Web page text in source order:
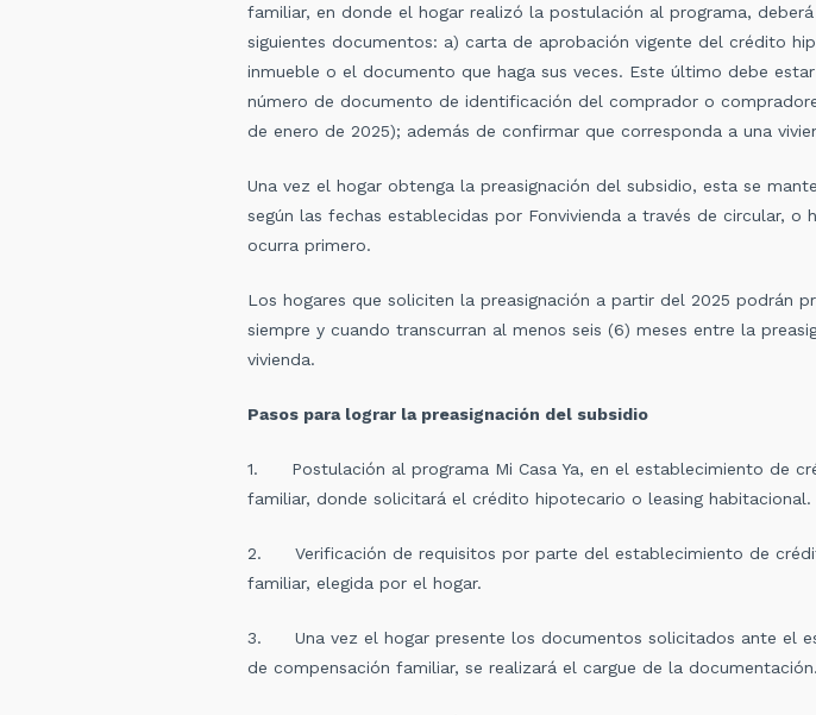
familiar, en donde el hogar realizó la postulación al programa, deberá
siguientes documentos: a) carta de aprobación vigente del crédito
inmueble o el documento que haga sus veces. Este último debe
número de documento de identificación del comprador o
de enero de 2025); además de confirmar que corresponda a una
Una vez el hogar obtenga la preasignación del subsidio, esta se
según las fechas establecidas por Fonvivienda a través de circular,
ocurra primero.
Los hogares que soliciten la preasignación a partir del 2025 podrán
siempre y cuando transcurran al menos seis (6) meses entre la
vivienda.
Pasos para lograr la preasignación del subsidio
1. Postulación al programa Mi Casa Ya, en el establecimiento de
familiar, donde solicitará el crédito hipotecario o leasing habitacional.
2. Verificación de requisitos por parte del establecimiento de
familiar, elegida por el hogar.
3. Una vez el hogar presente los documentos solicitados ante el
de compensación familiar, se realizará el cargue de la documentación.